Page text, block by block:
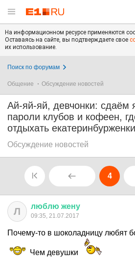
На информационном ресурсе применяются
Оставаясь на сайте, вы подтверждаете свое
их использование.
Поиск по форумам
Общение Обсуждение новостей
Ай-яй-яй, девчонки: сдаём
пароли клубов и кофеен,
отдыхать екатеринбурженки
Обсуждение новостей
4
Л люблю жену
09:35, 21.07.2017
Почему-то в шоколадницу любят
Чем девушки